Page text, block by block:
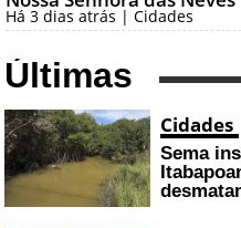
Há 3 dias atrás | Cidades
Últimas
Cidades
Sema